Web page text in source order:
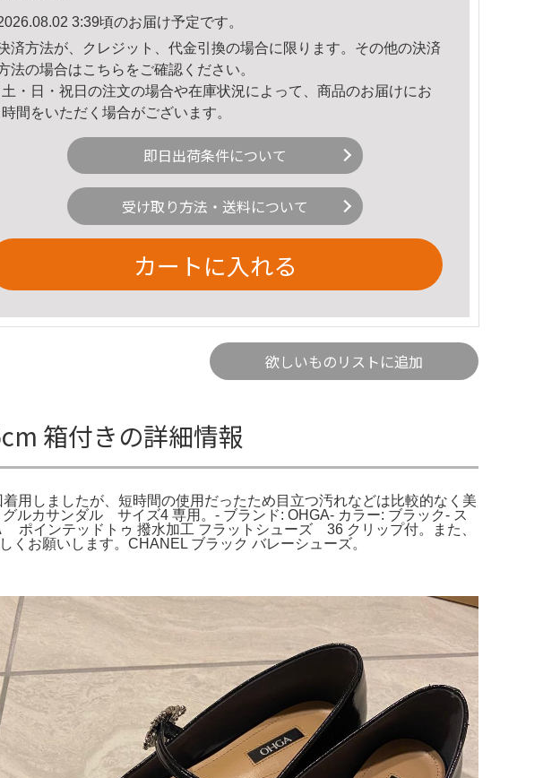
3:39頃のお届け予定です。
済方法が、クレジット、代金引換の場合に限ります。その他の決済
法の場合はこちら をご確認ください。
・日・祝日の注文の場合や在庫状況によって、商品のお届けにお
時間をいただく場合がございます。
即日出荷条件について
受け取り方法・送料について
カートに入れる
欲しいものリストに追加
箱付きの詳細情報
用しましたが、短時間の使用だったため目立つ汚れなどは比較的なく美
カサンダル サイズ4 専用。- ブランド: OHGA- カラー: ブラック- ス
ポインテッドトゥ 撥水加工 フラットシューズ 36 クリップ付。また、
お願いします。CHANEL ブラック バレーシューズ。